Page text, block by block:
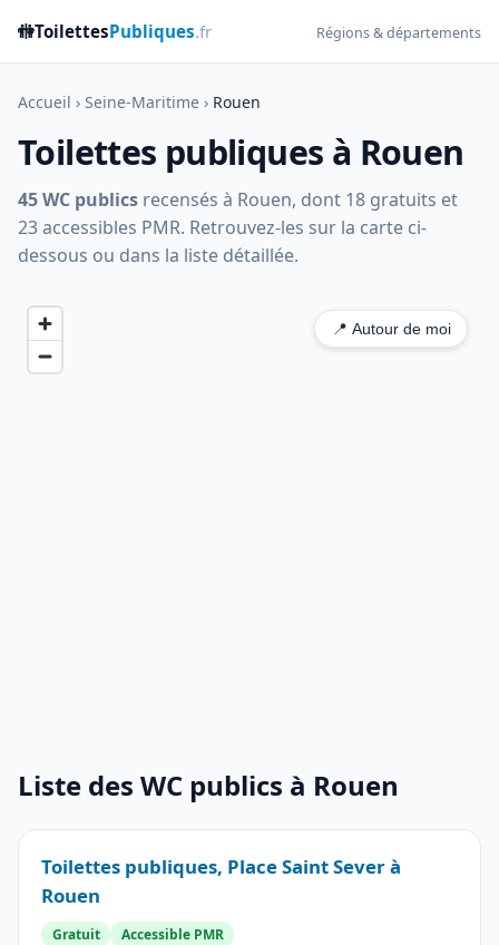
🚻ToilettesPubliques.fr Régions & départements
Accueil › Seine-Maritime › Rouen
Toilettes publiques à Rouen
45 WC publics recensés à Rouen, dont 18 gratuits et
23 accessibles PMR. Retrouvez-les sur la carte ci-
dessous ou dans la liste détaillée.
📍 Autour de moi
Liste des WC publics à Rouen
Toilettes publiques, Place Saint Sever à
Rouen
Gratuit Accessible PMR